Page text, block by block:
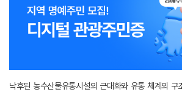
낙후된 농수산물유통시설의 근대화와 유통 체계의